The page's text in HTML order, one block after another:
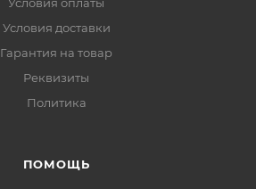
Условия доставки
Гарантия на товар
Реквизиты
Политика
ПОМОЩЬ